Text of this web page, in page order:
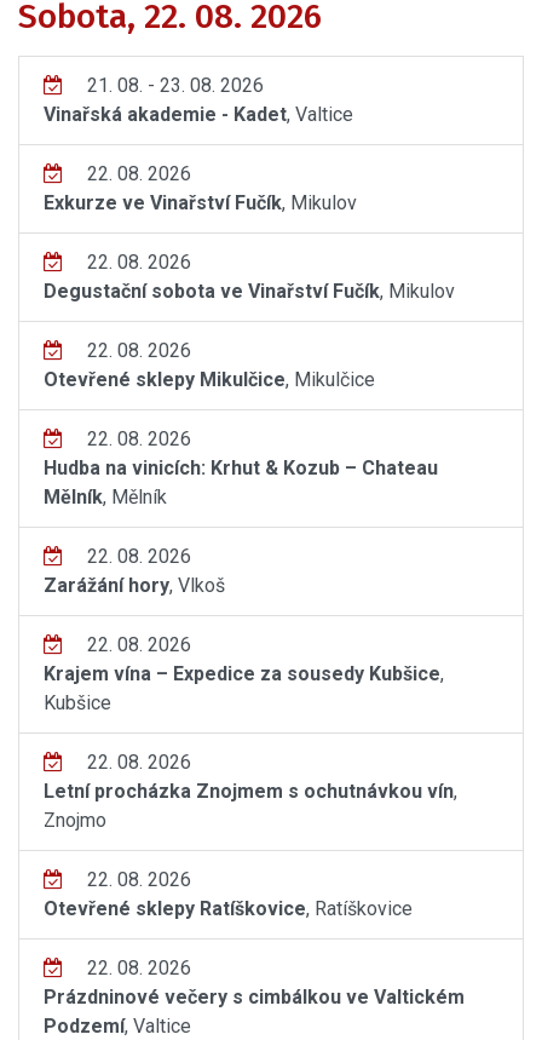
Sobota, 22. 08. 2026
21. 08. - 23. 08. 2026
Vinařská akademie - Kadet, Valtice
22. 08. 2026
Exkurze ve Vinařství Fučík, Mikulov
22. 08. 2026
Degustační sobota ve Vinařství Fučík, Mikulov
22. 08. 2026
Otevřené sklepy Mikulčice, Mikulčice
22. 08. 2026
Hudba na vinicích: Krhut & Kozub – Chateau
Mělník, Mělník
22. 08. 2026
Zarážání hory, Vlkoš
22. 08. 2026
Krajem vína – Expedice za sousedy Kubšice,
Kubšice
22. 08. 2026
Letní procházka Znojmem s ochutnávkou vín,
Znojmo
22. 08. 2026
Otevřené sklepy Ratíškovice, Ratíškovice
22. 08. 2026
Prázdninové večery s cimbálkou ve Valtickém
Podzemí, Valtice